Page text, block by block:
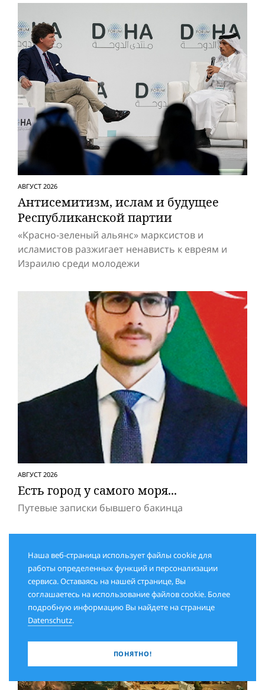
АВГУСТ 2026
Антисемитизм, ислам и будущее
Респуб­ликанской партии
«Красно-зеленый альянс» марксистов и
исламистов разжигает ненависть к евреям и
Израилю среди молодежи
АВГУСТ 2026
Есть город у самого моря...
Путевые записки бывшего бакинца
Наша веб-страница использует файлы cookie для
работы определенных функций и персонализации
сервиса. Оставаясь на нашей странице, Вы
соглашаетесь на использование файлов cookie. Более
подробную информацию Вы найдете на странице
Datenschutz.
ПОНЯТНО!